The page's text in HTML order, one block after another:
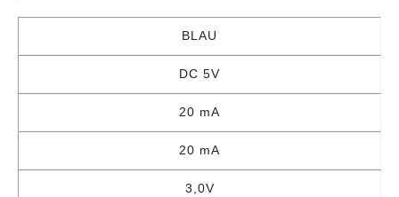
BLAU
DC 5V
20 mA
20 mA
3,0V